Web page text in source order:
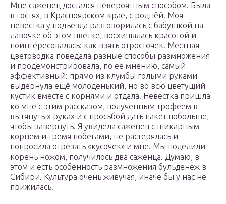
Мне саженец достался невероятным способом. Была
в гостях, в Красноярском крае, с роднёй. Моя
невестка у подъезда разговорилась с бабушкой на
лавочке об этом цветке, восхищалась красотой и
поинтересовалась: как взять отросточек. Местная
цветоводка поведала разные способы размножения
и продемонстрировала, по её мнению, самый
эффективный: прямо из клумбы голыми руками
выдернула ещё молоденький, но во всю цветущий
кустик вместе с корнями и отдала. Невестка пришла
ко мне с этим рассказом, полученным трофеем в
вытянутых руках и с просьбой дать пакет побольше,
чтобы завернуть. Я увидела саженец с шикарным
корнем и тремя побегами, не растерялась и
попросила отрезать «кусочек» и мне. Мы поделили
корень ножом, получилось два саженца. Думаю, в
этом и есть особенность размножения бульденеж в
Сибири. Культура очень живучая, иначе бы у нас не
прижилась.